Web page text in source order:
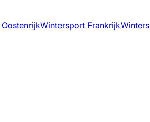
Wintersport Frankrijk